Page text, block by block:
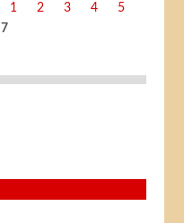
1 2 3 4
5
7